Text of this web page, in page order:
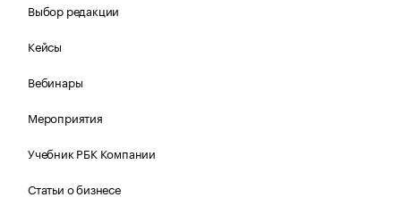
Выбор редакции
Кейсы
Вебинары
Мероприятия
Учебник РБК Компании
Статьи о бизнесе